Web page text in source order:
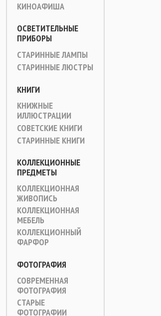
КИНОАФИША
ОСВЕТИТЕЛЬНЫЕ
ПРИБОРЫ
СТАРИННЫЕ ЛАМПЫ
СТАРИННЫЕ ЛЮСТРЫ
КНИГИ
КНИЖНЫЕ
ИЛЛЮСТРАЦИИ
СОВЕТСКИЕ КНИГИ
СТАРИННЫЕ КНИГИ
КОЛЛЕКЦИОННЫЕ
ПРЕДМЕТЫ
КОЛЛЕКЦИОННАЯ
ЖИВОПИСЬ
КОЛЛЕКЦИОННАЯ
МЕБЕЛЬ
КОЛЛЕКЦИОННЫЙ
ФАРФОР
ФОТОГРАФИЯ
СОВРЕМЕННАЯ
ФОТОГРАФИЯ
СТАРЫЕ
ФОТОГРАФИИ